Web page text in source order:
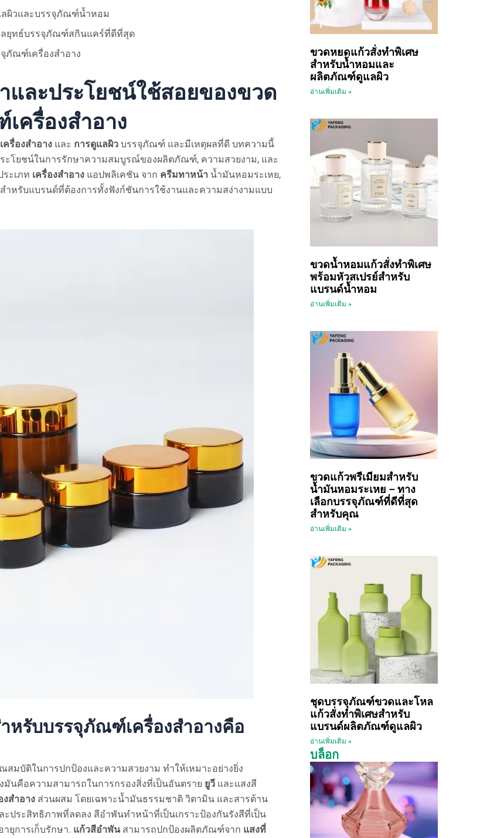
ลผิวและบรรจุภัณฑ์น้ำหอม
ลยุทธ์บรรจุภัณฑ์สกินแคร์ที่ดีที่สุด
ภัณฑ์เครื่องสำอาง
และประโยชน์ใช้สอยของขวด
ครื่องสำอาง
เครื่องสำอาง และ การดูแลผิว บรรจุภัณฑ์ และมีเหตุผลที่ดี บทความนี้
ระโยชน์ในการรักษาความสมบูรณ์ของผลิตภัณฑ์, ความสวยงาม, และ
ะเภท เครื่องสำอาง แอปพลิเคชัน จาก ครีมทาหน้า น้ำมันหอมระเหย,
ำหรับแบรนด์ที่ต้องการทั้งฟังก์ชันการใช้งานและความสง่างามแบบ
หรับบรรจุภัณฑ์เครื่องสำอางคือ
มบัติในการปกป้องและความสวยงาม ทำให้เหมาะอย่างยิ่ง
นคือความสามารถในการกรองสิ่งที่เป็นอันตราย ยูวี และแสงสี
งสำอาง ส่วนผสม โดยเฉพาะน้ำมันธรรมชาติ วิตามิน และสารต้าน
ประสิทธิภาพที่ลดลง สีอำพันทำหน้าที่เป็นเกราะป้องกันรังสีที่เป็น
ยุการเก็บรักษา. แก้วสีอำพันสามารถปกป้องผลิตภัณฑ์จาก แสงที่
ขวดหยดแก้วสั่งทำพิเศษ
สำหรับน้ำหอมและ
ผลิตภัณฑ์ดูแลผิว
อ่านเพิ่มเติม »
ขวดน้ำหอมแก้วสั่งทำพิเศษ
พร้อมหัวสเปรย์สำหรับ
แบรนด์น้ำหอม
อ่านเพิ่มเติม »
ขวดแก้วพรีเมียมสำหรับ
น้ำมันหอมระเหย – ทาง
เลือกบรรจุภัณฑ์ที่ดีที่สุด
สำหรับคุณ
อ่านเพิ่มเติม »
ชุดบรรจุภัณฑ์ขวดและโหล
แก้วสั่งทำพิเศษสำหรับ
แบรนด์ผลิตภัณฑ์ดูแลผิว
อ่านเพิ่มเติม »
บล็อก